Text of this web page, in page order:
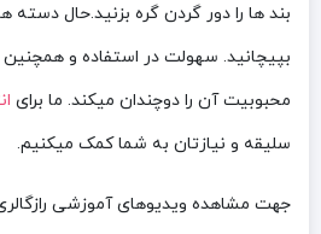
بند ها را دور گردن گره بزنید.حال
بپیچانید. سهولت در استفاده و
محبوبیت آن را دوچندان میکند. ما برای
سلیقه و نیازتان به شما کمک میکنیم.
جهت مشاهده ویدیوهای آموزشی